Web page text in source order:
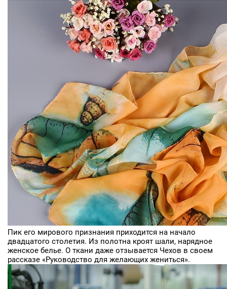
Пик его мирового признания приходится на начало
двадцатого столетия. Из полотна кроят шали, нарядное
женское белье. О ткани даже отзывается Чехов в своем
рассказе «Руководство для желающих жениться».